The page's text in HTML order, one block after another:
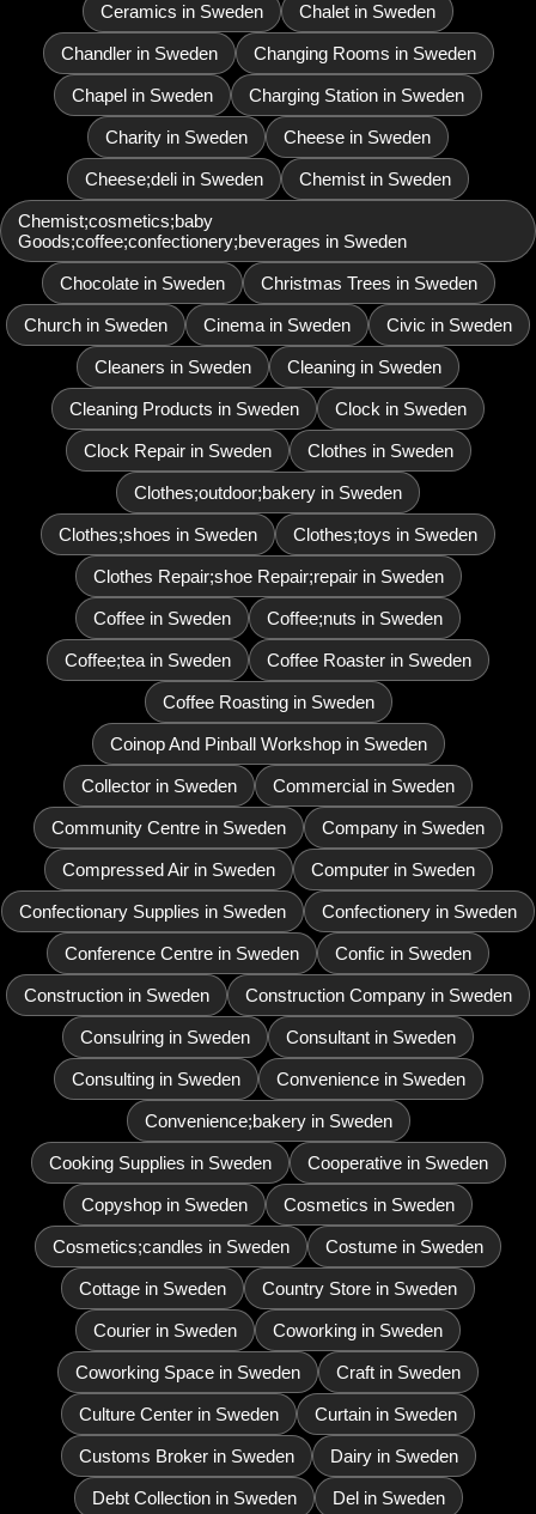
Ceramics in Sweden Chalet in Sweden
Chandler in Sweden Changing Rooms in Sweden
Chapel in Sweden Charging Station in Sweden
Charity in Sweden Cheese in Sweden
Cheese;deli in Sweden Chemist in Sweden
Chemist;cosmetics;baby
Goods;coffee;confectionery;beverages in Sweden
Chocolate in Sweden Christmas Trees in Sweden
Church in Sweden Cinema in Sweden Civic in Sweden
Cleaners in Sweden Cleaning in Sweden
Cleaning Products in Sweden Clock in Sweden
Clock Repair in Sweden Clothes in Sweden
Clothes;outdoor;bakery in Sweden
Clothes;shoes in Sweden Clothes;toys in Sweden
Clothes Repair;shoe Repair;repair in Sweden
Coffee in Sweden Coffee;nuts in Sweden
Coffee;tea in Sweden Coffee Roaster in Sweden
Coffee Roasting in Sweden
Coinop And Pinball Workshop in Sweden
Collector in Sweden Commercial in Sweden
Community Centre in Sweden Company in Sweden
Compressed Air in Sweden Computer in Sweden
Confectionary Supplies in Sweden Confectionery in Sweden
Conference Centre in Sweden Confic in Sweden
Construction in Sweden Construction Company in Sweden
Consulring in Sweden Consultant in Sweden
Consulting in Sweden Convenience in Sweden
Convenience;bakery in Sweden
Cooking Supplies in Sweden Cooperative in Sweden
Copyshop in Sweden Cosmetics in Sweden
Cosmetics;candles in Sweden Costume in Sweden
Cottage in Sweden Country Store in Sweden
Courier in Sweden Coworking in Sweden
Coworking Space in Sweden Craft in Sweden
Culture Center in Sweden Curtain in Sweden
Customs Broker in Sweden Dairy in Sweden
Debt Collection in Sweden Del in Sweden